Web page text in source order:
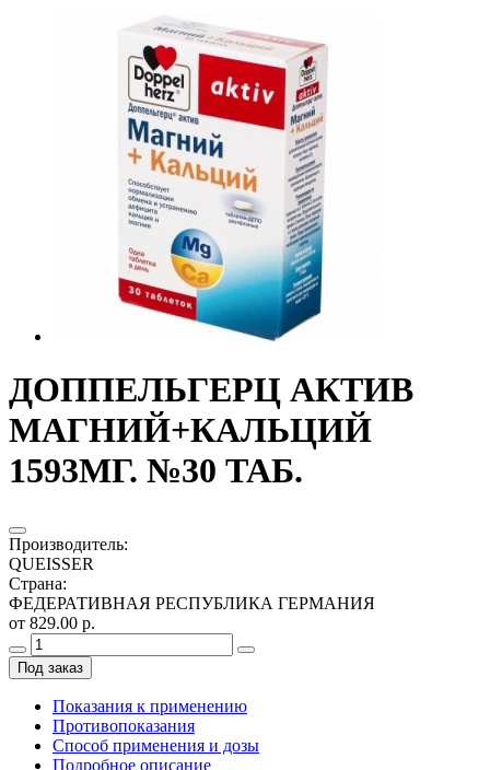
ДОППЕЛЬГЕРЦ АКТИВ
МАГНИЙ+КАЛЬЦИЙ
1593МГ. №30 ТАБ.
Производитель:
QUEISSER
Страна:
ФЕДЕРАТИВНАЯ РЕСПУБЛИКА ГЕРМАНИЯ
от 829.00 р.
Под заказ
Показания к применению
Противопоказания
Способ применения и дозы
Подробное описание